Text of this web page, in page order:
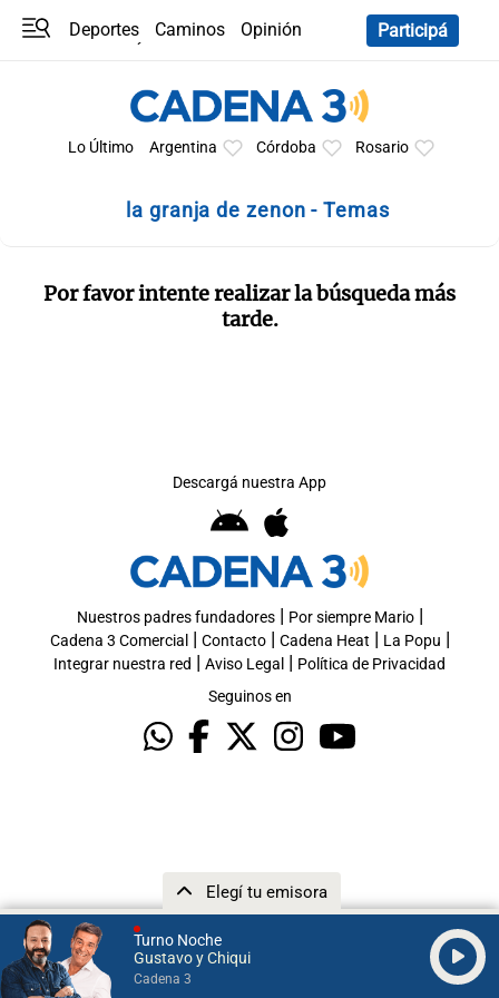
Turno Noche
Gustavo y Chiqui
Cadena 3
Elegí tu emisora
Deportes Caminos
Opinión
Participá
Lo Último Argentina Córdoba Rosario
la granja de zenon - Temas
Por favor intente realizar la búsqueda más
tarde.
Descargá nuestra App
Nuestros padres fundadores| Por siempre Mario|
Cadena 3 Comercial | Contacto| Cadena Heat | La Popu |
Integrar nuestra red | Aviso Legal | Política de Privacidad
Seguinos en